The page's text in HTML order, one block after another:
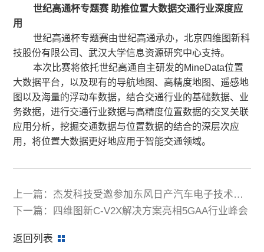
世纪高通杯专题赛 助推位置大数据交通行业深度应
用
世纪高通杯专题赛由世纪高通承办，北京四维图新科
技股份有限公司、武汉大学信息资源研究中心支持。
本次比赛将依托世纪高通自主研发的MineData位置
大数据平台，以及现有的导航地图、高精度地图、遥感地
图以及海量的浮动车数据，结合交通行业的基础数据、业
务数据，进行交通行业数据与高精度位置数据的交叉关联
应用分析，挖掘交通数据与位置数据的结合的深层次应
用，将位置大数据更好地应用于智能交通领域。
上一篇：杰发科技受邀参加东风日产汽车电子技术展
示交流会
下一篇：四维图新C-V2X解决方案亮相5GAA行业峰会
返回列表